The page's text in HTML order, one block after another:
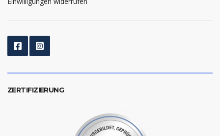
ZERTIFIZIERUNG